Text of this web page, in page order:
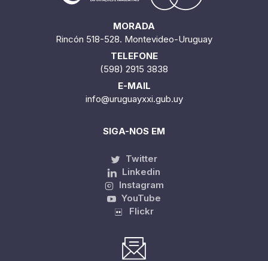
MORADA
Rincón 518-528. Montevideo-Uruguay
TELEFONE
(598) 2915 3838
E-MAIL
info@uruguayxxi.gub.uy
SIGA-NOS EM
Twitter
Linkedin
Instagram
YouTube
Flickr